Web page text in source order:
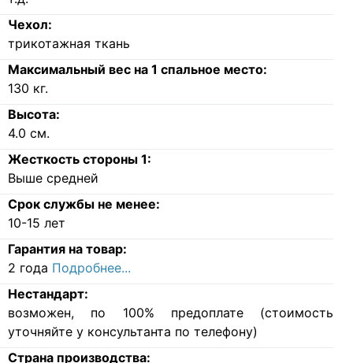
Чехол:
трикотажная ткань
Максимальный вес на 1 спальное место:
130 кг.
Высота:
4.0 см.
Жесткость стороны 1:
Выше средней
Срок службы не менее:
10-15 лет
Гарантия на товар:
2 года Подробнее...
Нестандарт:
возможен, по 100% предоплате (стоимость
уточняйте у консультанта по телефону)
Страна производства: